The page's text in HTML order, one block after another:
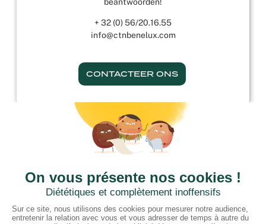
beantwoorden!
+ 32 (0) 56/20.16.55
info@ctnbenelux.com
CONTACTEER ONS